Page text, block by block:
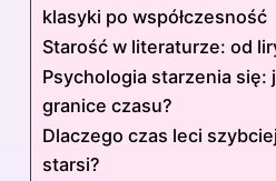
klasyki po współczesność
Starość w literaturze: od
Psychologia starzenia się:
granice czasu?
Dlaczego czas leci
starsi?